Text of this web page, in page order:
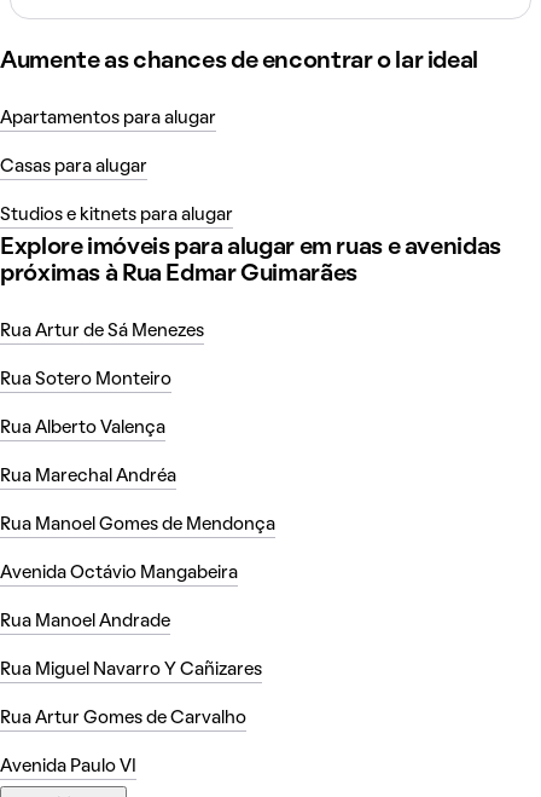
Aumente as chances de encontrar o lar ideal
Apartamentos para alugar
Casas para alugar
Studios e kitnets para alugar
Explore imóveis para alugar em ruas e avenidas
próximas à Rua Edmar Guimarães
Rua Artur de Sá Menezes
Rua Sotero Monteiro
Rua Alberto Valença
Rua Marechal Andréa
Rua Manoel Gomes de Mendonça
Avenida Octávio Mangabeira
Rua Manoel Andrade
Rua Miguel Navarro Y Cañizares
Rua Artur Gomes de Carvalho
Avenida Paulo VI